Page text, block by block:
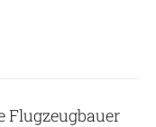
Flugzeugbauer